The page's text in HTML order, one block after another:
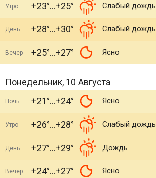
Утро +23° +25° Слабый дождь
День +28° +30° Слабый дождь
Вечер +25° +27° Ясно
Понедельник, 10 Августа
Ночь +21° +24° Ясно
Утро +26° +28° Слабый дождь
День +27° +29° Дождь
Вечер +24° +27° Ясно